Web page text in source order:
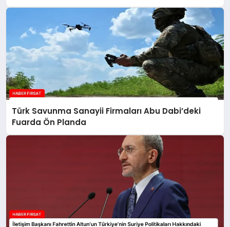
Türk Savunma Sanayii Firmaları Abu Dabi’deki
Fuarda Ön Planda